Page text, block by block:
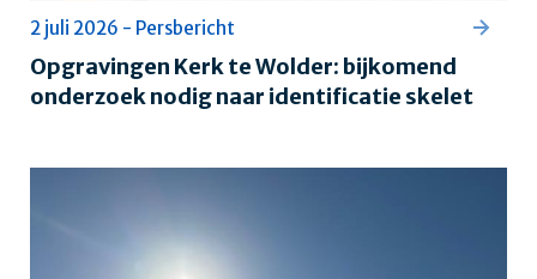
Opgravingen Kerk te Wolder: bijkomend
onderzoek nodig naar identificatie skelet
2 juli 2026 - Persbericht